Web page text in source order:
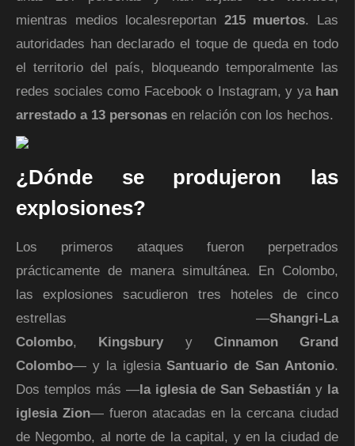
mientras medios localesreportan 215 muertos. Las
autoridades han declarado el toque de queda en todo
el territorio del país, bloqueando temporalmente las
redes sociales como Facebook o Instagram, y ya han
arrestado a 13 personas en relación con los hechos.
¿Dónde se produjeron las
explosiones?
Los primeros ataques fueron perpetrados
prácticamente de manera simultánea. En Colombo,
las explosiones sacudieron tres hoteles de cinco
estrellas ―Shangri-La
Colombo, Kingsbury y Cinnamon Grand
Colombo― y la iglesiaSantuario de San Antonio.
Dos templos más ―la iglesia de San Sebastián y la
iglesia Zion― fueron atacadas en la cercana ciudad
de Negombo, al norte de la capital, y en la ciudad de